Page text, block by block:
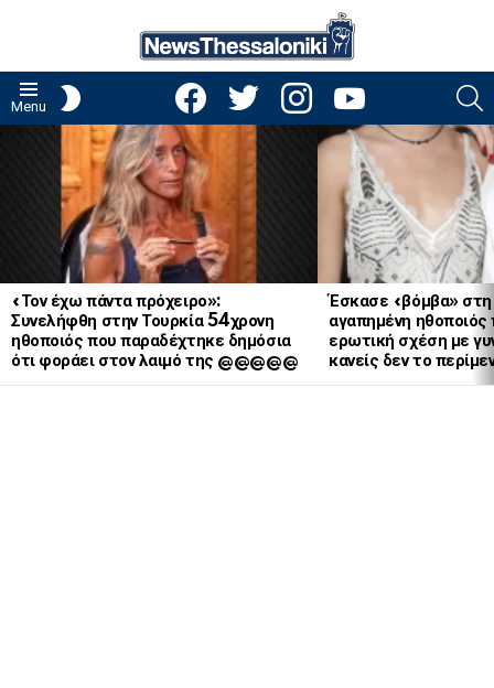
Menu
facebooktwitter instagramyoutube
«Τον έχω πάντα πρόχειρο»:
Συνελήφθη στην Τουρκία 54χρονη
ηθοποιός που παραδέχτηκε δημόσια
ότι φοράει στον λαιμό της @@@@@
Έσκασε «βόμβα»
αγαπημένη
ερωτική σχέση με
κανείς δεν το